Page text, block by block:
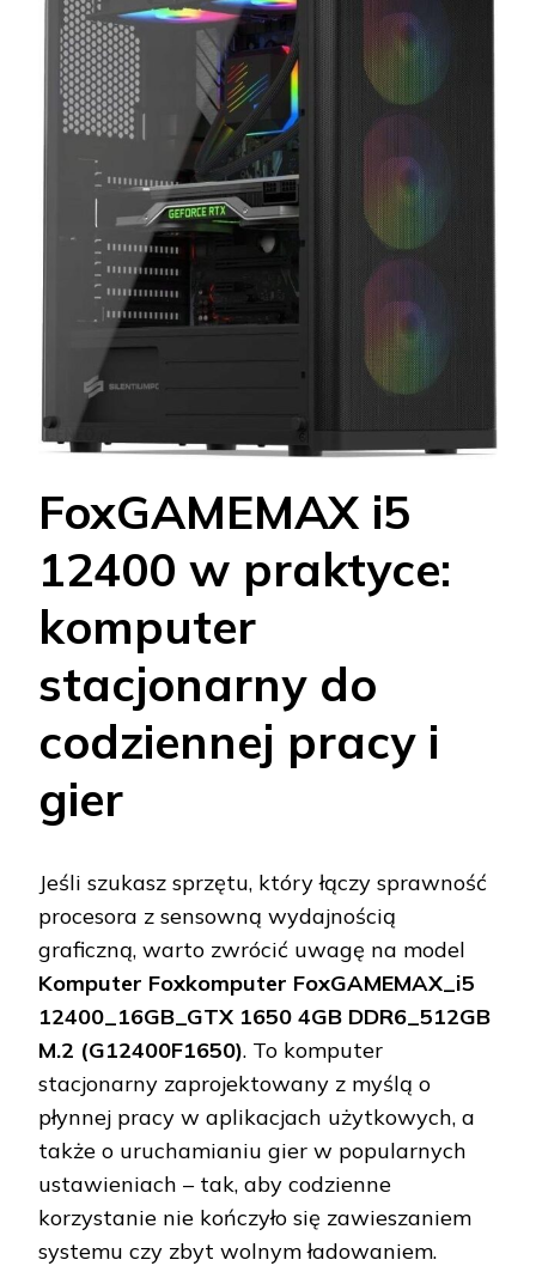
FoxGAMEMAX i5
12400 w praktyce:
komputer
stacjonarny do
codziennej pracy i
gier
Jeśli szukasz sprzętu, który łączy sprawność
procesora z sensowną wydajnością
graficzną, warto zwrócić uwagę na model
Komputer Foxkomputer FoxGAMEMAX_i5
12400_16GB_GTX 1650 4GB DDR6_512GB
M.2 (G12400F1650). To komputer
stacjonarny zaprojektowany z myślą o
płynnej pracy w aplikacjach użytkowych, a
także o uruchamianiu gier w popularnych
ustawieniach – tak, aby codzienne
korzystanie nie kończyło się zawieszaniem
systemu czy zbyt wolnym ładowaniem.